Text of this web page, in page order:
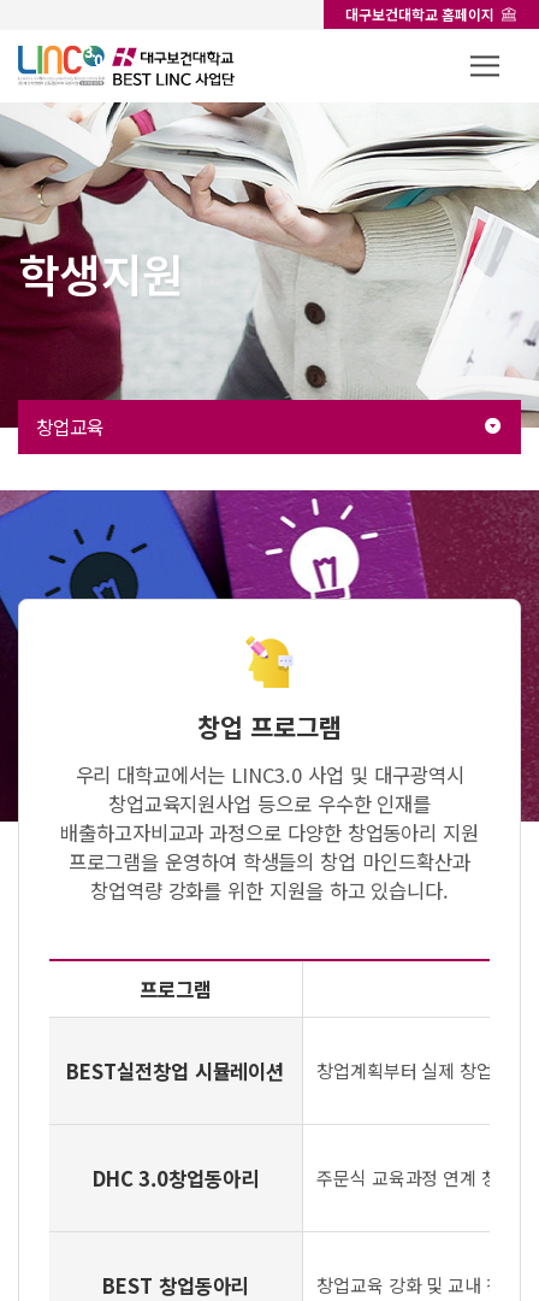
대구보건대학교 홈페이지
학생지원
창업교육
창업 프로그램
우리 대학교에서는 LINC3.0 사업 및 대구광역시
창업교육지원사업 등으로 우수한 인재를
배출하고자비교과 과정으로 다양한 창업동아리 지원
프로그램을 운영하여 학생들의 창업 마인드확산과
창업역량 강화를 위한 지원을 하고 있습니다.
프로그램
BEST실전창업 시뮬레이션 창업계획부터 실제 창업을
DHC 3.0창업동아리 주문식 교육과정 연계 창업동
BEST 창업동아리 창업교육 강화 및 교내 창업